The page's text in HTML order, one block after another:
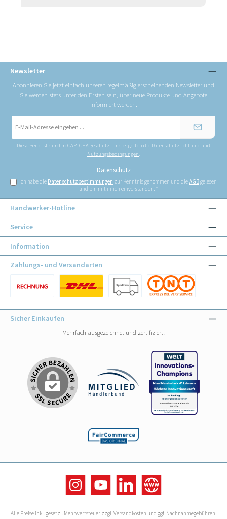
Newsletter
Abonnieren Sie jetzt einfach unseren regelmäßig erscheinenden Newsletter und
Sie werden stets unter den Ersten sein, über neue Produkte und Angebote
informiert werden.
Mail-
Diese Seite ist durch reCAPTCHA geschützt und es gelten die Datenschutzrichtlinie und
Nutzungsbedingungen.
Datenschutz
Ich habe die Datenschutzbestimmungen zur Kenntnis genommen und dieAGBgelesen
und bin mit ihnen einverstanden. *
Handwerker-Hotline
Service
Information
Zahlungs- und Versandarten
Sicher Einkaufen
Mehrfach ausgezeichnet und zertifiziert!
Instagram YouTube LinkedIn Website
Alle Preise inkl. gesetzl. Mehrwertsteuer zzgl.Versandkosten und ggf. Nachnahmegebühren,